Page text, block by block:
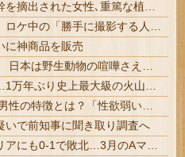
に神商品を販売
いで前知事に聞き取り調査へ